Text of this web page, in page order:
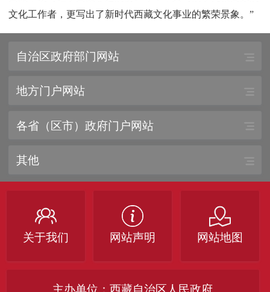
文化工作者，更写出了新时代西藏文化事业的繁荣景象。”
自治区政府部门网站
地方门户网站
各省（区市）政府门户网站
其他
关于我们 网站声明 网站地图
主办单位：西藏自治区人民政府